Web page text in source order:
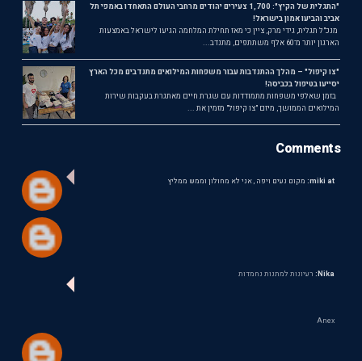
"התגלית של הקיץ": 1,700 צעירים יהודים מרחבי העולם התאחדו באמפי תל
אביב והביעו אמון בישראל!
מנכ"ל תגלית, גידי מרק, ציין כי מאז תחילת המלחמה הגיעו לישראל באמצעות
הארגון יותר מ־60 אלף משתתפים, מתנדב...
"צו קיפול" – מהלך ההתנדבות עבור משפחות המילואים מתנדבים מכל הארץ
יסייעו בטיפול בכביסה!
בזמן שאלפי משפחות מתמודדות עם שגרת חיים מאתגרת בעקבות שירות
המילואים הממושך, מיזם "צו קיפול" מזמין את ...
Comments
miki at: מקום נעים ויפה , אני לא מחולון וממש ממליץ
Nika: רעיונות למתנות נחמדות
Anex